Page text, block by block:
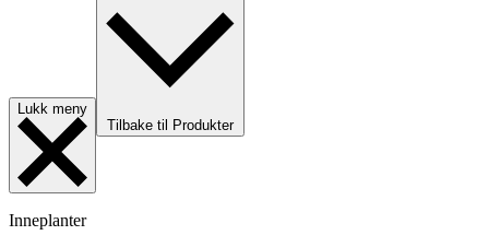
Lukk meny
Tilbake til Produkter
Inneplanter